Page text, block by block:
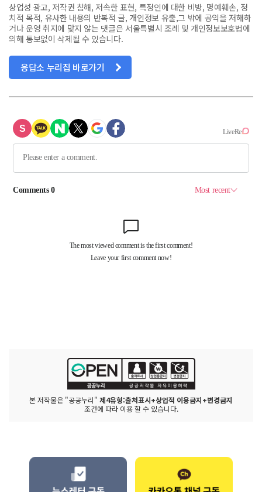
상업성 광고, 저작권 침해, 저속한 표현, 특정인에 대한 비방, 명예훼손, 정
치적 목적, 유사한 내용의 반복적 글, 개인정보 유출,그 밖에 공익을 저해하
거나 운영 취지에 맞지 않는 댓글은 서울특별시 조례 및 개인정보보호법에
의해 통보없이 삭제될 수 있습니다.
응답소 누리집 바로가기
본 저작물은 "공공누리" 제4유형:출처표시+상업적 이용금지+변경금지
조건에 따라 이용 할 수 있습니다.